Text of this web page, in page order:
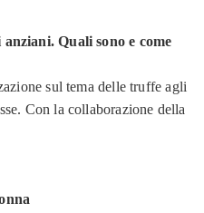
Quali sono e come
sul tema delle truffe agli
Con la collaborazione della